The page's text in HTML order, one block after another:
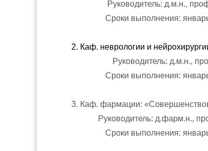
Руководитель: д.м.н.,
Сроки выполнения:
2. Каф. неврологии и
Руководитель: д.м.н.,
Сроки выполнения:
3. Каф. фармации:
Руководитель: д.фарм.н.,
Сроки выполнения: